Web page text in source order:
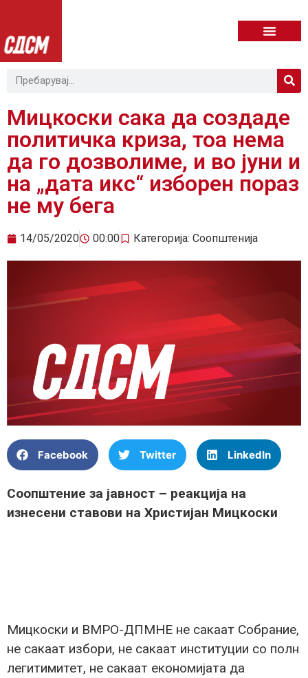
Мицкоски сака да создаде
политичка криза, тоа нема
да го дозволиме, и во јуни и
на „дата икс“ изборен пораз
не му бега
14/05/2020 00:00 Категорија: Соопштенија
Facebook Twitter LinkedIn
Соопштение за јавност – реакција на
изнесени ставови на Христијан Мицкоски
Мицкоски и ВМРО-ДПМНЕ не сакаат Собрание,
не сакаат избори, не сакаат институции со полн
легитимитет, не сакаат економијата да